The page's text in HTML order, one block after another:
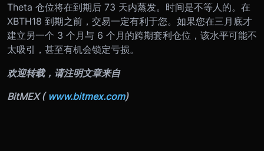
Theta 仓位将在到期后 73 天内蒸发。时间是不等人的。在
XBTH18 到期之前，交易一定有利于您。如果您在三月底才
建立另一个 3 个月与 6 个月的跨期套利仓位，该水平可能不
太吸引，甚至有机会锁定亏损。
欢迎转载，请注明文章来自
BitMEX ( www.bitmex.com)